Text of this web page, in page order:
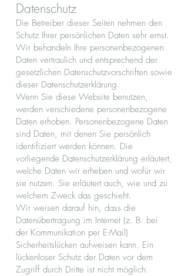
Datenschutz
Die Betreiber dieser Seiten nehmen den
Schutz Ihrer persönlichen Daten sehr ernst.
Wir behandeln Ihre personenbezogenen
Daten vertraulich und entsprechend der
gesetzlichen Datenschutzvorschriften sowie
dieser Datenschutzerklärung.
Wenn Sie diese Website benutzen,
werden verschiedene personenbezogene
Daten erhoben. Personenbezogene Daten
sind Daten, mit denen Sie persönlich
identifiziert werden können. Die
vorliegende Datenschutzerklärung erläutert,
welche Daten wir erheben und wofür wir
sie nutzen. Sie erläutert auch, wie und zu
welchem Zweck das geschieht.
Wir weisen darauf hin, dass die
Datenübertragung im Internet (z. B. bei
der Kommunikation per E-Mail)
Sicherheitslücken aufweisen kann. Ein
lückenloser Schutz der Daten vor dem
Zugriff durch Dritte ist nicht möglich.